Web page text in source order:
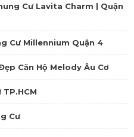
Cư Lavita Charm | Quận
Cư Millennium Quận 4
Căn Hộ Melody Âu Cơ
Cư